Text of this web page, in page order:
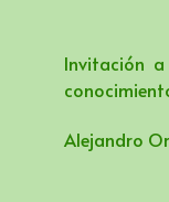
Invitación a
Alejandro